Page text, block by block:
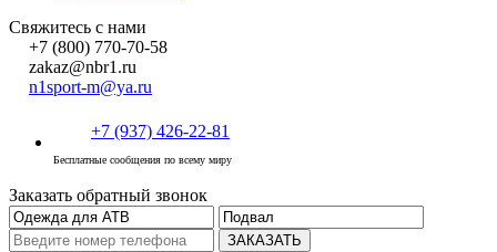
Свяжитесь с нами
+7 (800) 770-70-58
zakaz@nbr1.ru
n1sport-m@ya.ru
+7 (937) 426-22-81
Бесплатные сообщения по всему миру
Заказать обратный звонок
ЗАКАЗАТЬ